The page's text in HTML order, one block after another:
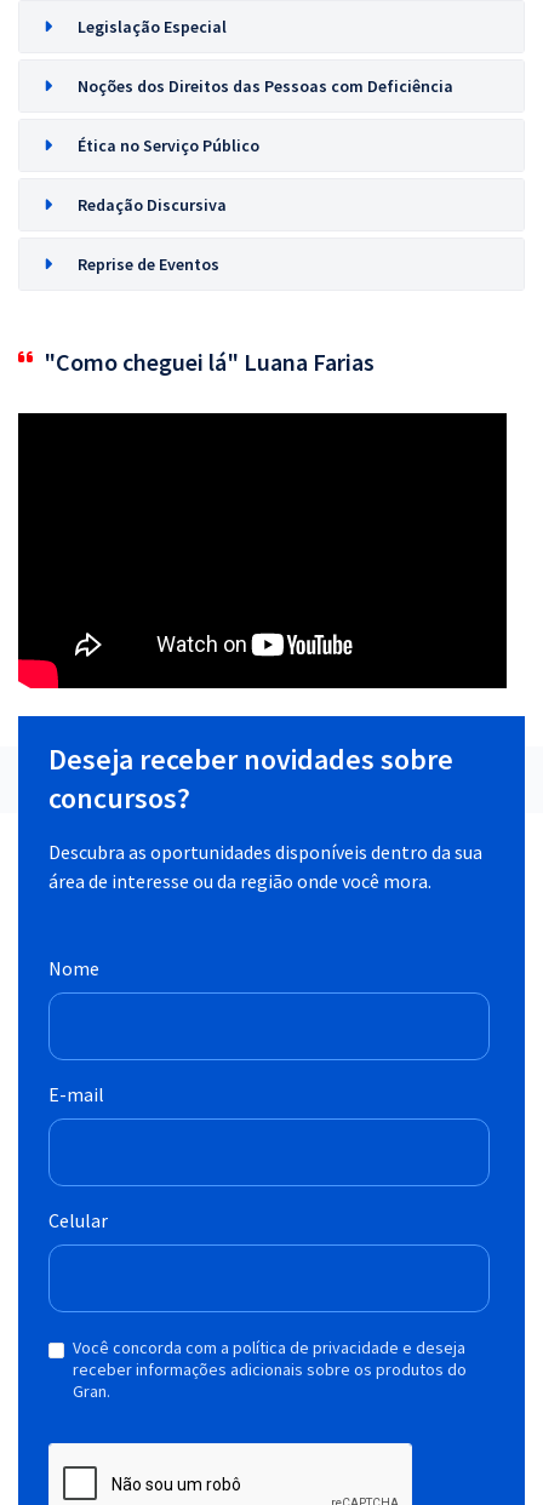
Legislação Especial
Noções dos Direitos das Pessoas com Deficiência
Ética no Serviço Público
Redação Discursiva
Reprise de Eventos
"Como cheguei lá" Luana Farias
Deseja receber novidades sobre
concursos?
Descubra as oportunidades disponíveis dentro da sua
área de interesse ou da região onde você mora.
Nome
E-mail
Celular
Você concorda com a política de privacidade e deseja
receber informações adicionais sobre os produtos do
Gran.